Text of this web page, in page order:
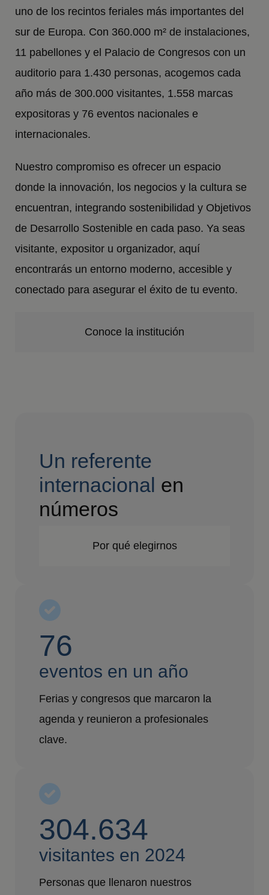
uno de los recintos feriales más importantes del
sur de Europa. Con 360.000 m² de instalaciones,
11 pabellones y el Palacio de Congresos con un
auditorio para 1.430 personas, acogemos cada
año más de 300.000 visitantes, 1.558 marcas
expositoras y 76 eventos nacionales e
internacionales.
Nuestro compromiso es ofrecer un espacio
donde la innovación, los negocios y la cultura se
encuentran, integrando sostenibilidad y Objetivos
de Desarrollo Sostenible en cada paso. Ya seas
visitante, expositor u organizador, aquí
encontrarás un entorno moderno, accesible y
conectado para asegurar el éxito de tu evento.
Conoce la institución
Un referente
internacional en
números
Por qué elegirnos
76
eventos en un año
Ferias y congresos que marcaron la
agenda y reunieron a profesionales
clave.
304.634
visitantes en 2024
Personas que llenaron nuestros